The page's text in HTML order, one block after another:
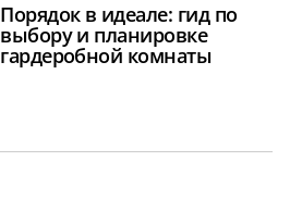
Порядок в идеале: гид по
выбору и планировке
гардеробной комнаты